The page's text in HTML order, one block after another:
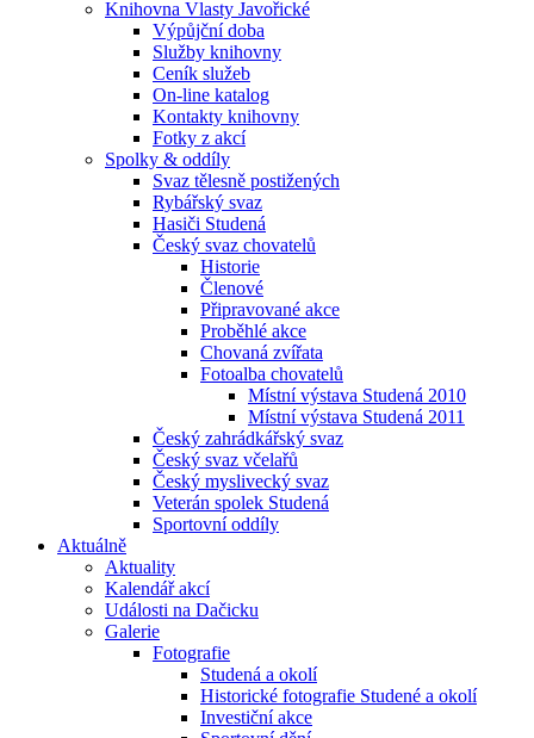
Knihovna Vlasty Javořické
Výpůjční doba
Služby knihovny
Ceník služeb
On-line katalog
Kontakty knihovny
Fotky z akcí
Spolky & oddíly
Svaz tělesně postižených
Rybářský svaz
Hasiči Studená
Český svaz chovatelů
Historie
Členové
Připravované akce
Proběhlé akce
Chovaná zvířata
Fotoalba chovatelů
Místní výstava Studená 2010
Místní výstava Studená 2011
Český zahrádkářský svaz
Český svaz včelařů
Český myslivecký svaz
Veterán spolek Studená
Sportovní oddíly
Aktuálně
Aktuality
Kalendář akcí
Události na Dačicku
Galerie
Fotografie
Studená a okolí
Historické fotografie Studené a okolí
Investiční akce